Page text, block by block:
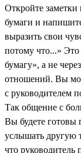
Откройте
бумаги и
выразить свои
потому что...» Это
бумагу», а не
отношений. Вы
с руководителем
Так общение с
Вы будете готовы
услышать другую
что руководитель